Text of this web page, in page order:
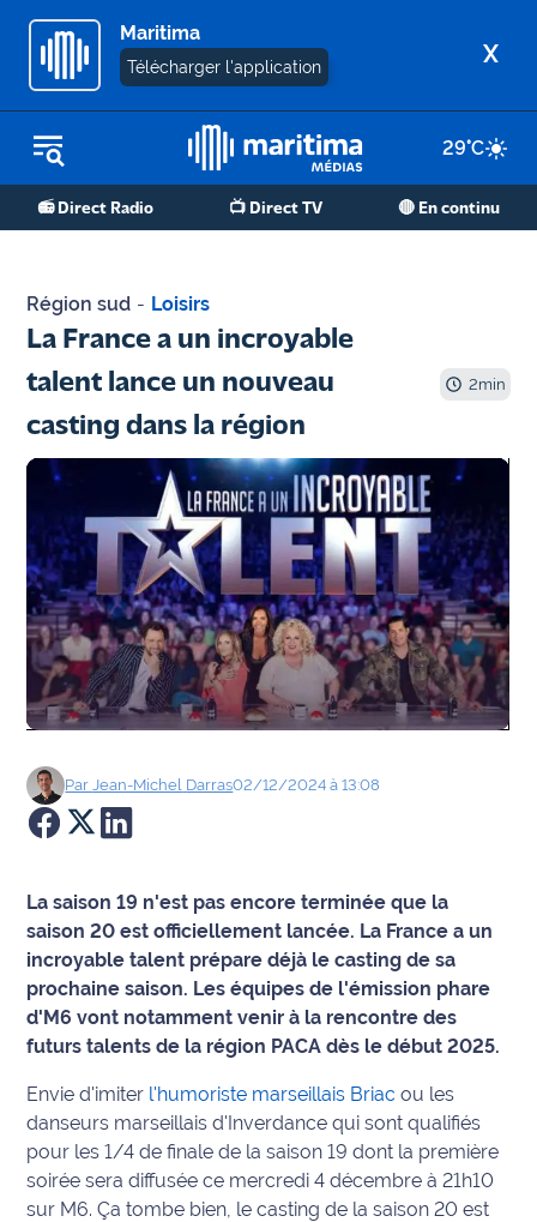
Maritima
Télécharger l'application X
29°C
📻 Direct Radio 📺 Direct TV 🔴 En continu
REPLAY RADIO
REPLAY TV
Martigues
de Berre
Marseille
- Aix
OM
Agenda
Faits
divers
Sports
Société
Culture
Économie
Éducation
Emploi
Info
route
Justice
Région sud - Loisirs
La France a un incroyable
talent lance un nouveau
casting dans la région
2min
ParJean-Michel Darras02/12/2024 à 13:08
La saison 19 n'est pas encore terminée que la
saison 20 est officiellement lancée. La France a un
incroyable talent prépare déjà le casting de sa
prochaine saison. Les équipes de l'émission phare
d'M6 vont notamment venir à la rencontre des
futurs talents de la région PACA dès le début 2025.
Envie d'imiter l'humoriste marseillais Briac ou les
danseurs marseillais d'Inverdance qui sont qualifiés
pour les 1/4 de finale de la saison 19 dont la première
soirée sera diffusée ce mercredi 4 décembre à 21h10
sur M6. Ça tombe bien, le casting de la saison 20 est